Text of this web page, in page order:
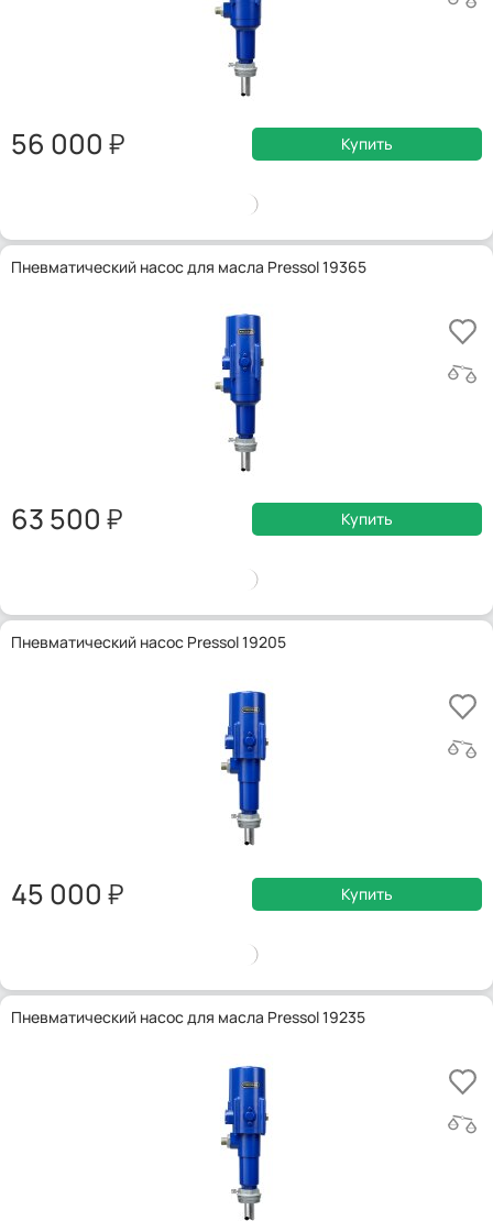
56 000 Купить
Пневматический насос для масла Pressol 19365
63 500 Купить
Пневматический насос Pressol 19205
45 000 Купить
Пневматический насос для масла Pressol 19235